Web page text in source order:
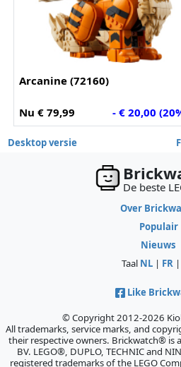
Arcanine (72160)
Nu € 79,99 - € 20,00
Desktop versie
De beste
Over
Populair
Nieuws
Taal NL | FR |
Like
© Copyright 2012-2026
All trademarks, service marks, and
their respective owners. Brickwatch® is
BV. LEGO®, DUPLO, TECHNIC and
registered trademarks of the LEGO